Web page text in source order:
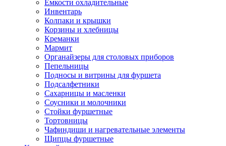
Емкости охладительные
Инвентарь
Колпаки и крышки
Корзины и хлебницы
Креманки
Мармит
Органайзеры для столовых приборов
Пепельницы
Подносы и витрины для фуршета
Подсалфетники
Сахарницы и масленки
Соусники и молочники
Стойки фуршетные
Тортовницы
Чафиндиши и нагревательные элементы
Щипцы фуршетные